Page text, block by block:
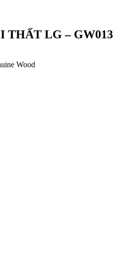
THẤT LG – GW013
Wood